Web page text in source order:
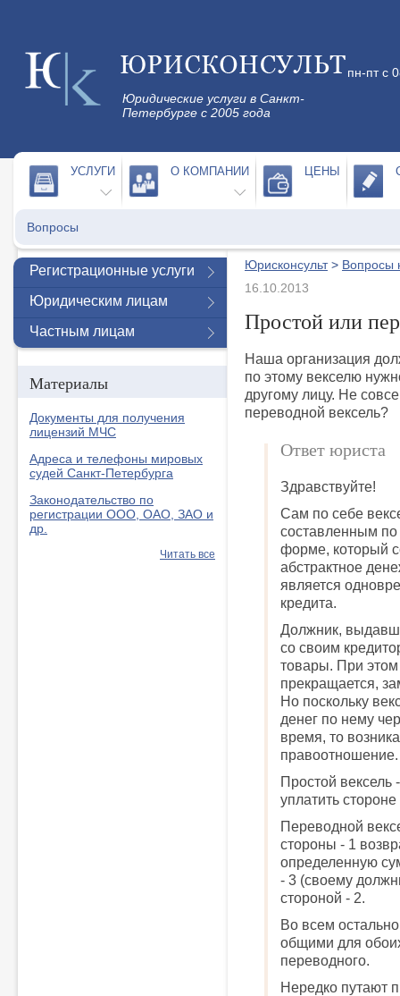
Юридические услуги в Санкт-
Петербурге с 2005 года
пн-пт с
УСЛУГИ О КОМПАНИИ ЦЕНЫ
Вопросы
Юрисконсульт> Вопросы
16.10.2013
Простой или
Наша организация
по этому векселю
другому лицу. Не
переводной вексель?
Ответ юриста
Здравствуйте!
Сам по себе
составленным по
форме, который
абстрактное
является
кредита.
Должник,
со своим
товары. При
прекращается,
Но поскольку
денег по нему
время, то
правоотношение.
Простой вексель
уплатить
Переводной
стороны - 1
определенную
- 3 (своему
стороной - 2.
Во всем
общими для
переводного.
Нередко путают
Регистрационные услуги
Юридическим лицам
Частным лицам
Материалы
Документы для получения
лицензий МЧС
Адреса и телефоны мировых
судей Санкт-Петербурга
Законодательство по
регистрации ООО, ОАО, ЗАО и
др.
Читать все